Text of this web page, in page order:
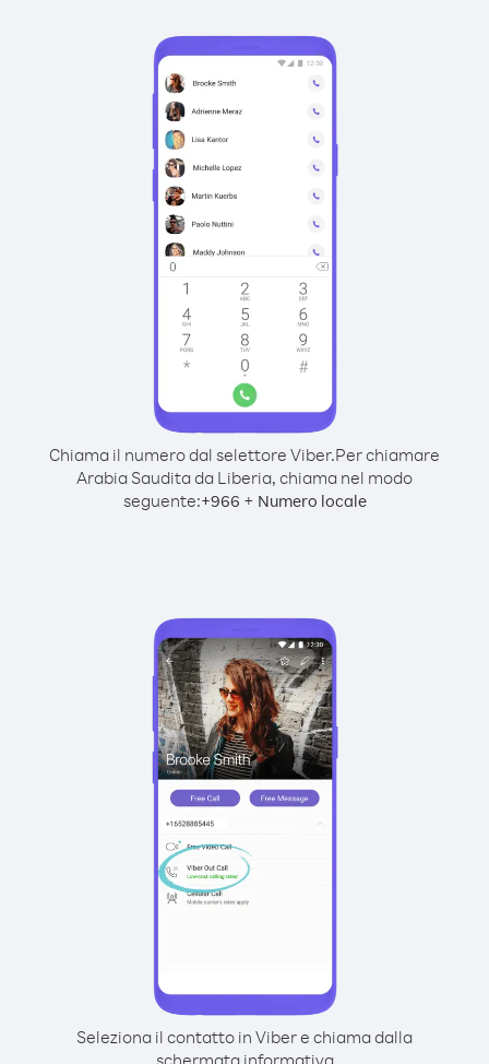
Chiama il numero dal selettore Viber.Per chiamare
Arabia Saudita da Liberia, chiama nel modo
seguente:+966 + Numero locale
Seleziona il contatto in Viber e chiama dalla
schermata informativa